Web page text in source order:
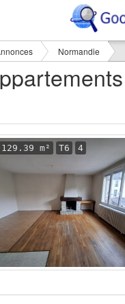
Normandie
129.39 m² T6 4